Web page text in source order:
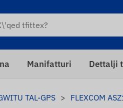
Manifatturi Dettalji
TAL-GPS FLEXCOM